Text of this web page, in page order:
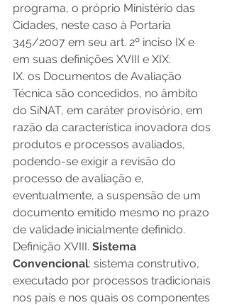
programa, o próprio Ministério das
Cidades, neste caso à Portaria
345/2007 em seu art. 2º inciso IX e
em suas definições XVIII e XIX:
IX. os Documentos de Avaliação
Técnica são concedidos, no âmbito
do SiNAT, em caráter provisório, em
razão da característica inovadora dos
produtos e processos avaliados,
podendo-se exigir a revisão do
processo de avaliação e,
eventualmente, a suspensão de um
documento emitido mesmo no prazo
de validade inicialmente definido.
Definição XVIII. Sistema
Convencional: sistema construtivo,
executado por processos tradicionais
nos país e nos quais os componentes